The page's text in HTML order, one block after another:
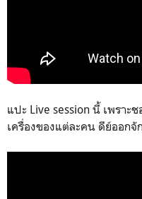
แปะ Live session นี้ เพราะ
เครื่องของแต่ละคน ดีย์ออกจั